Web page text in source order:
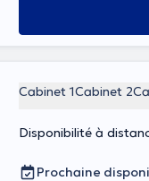
Cabinet 1Cabinet 2
Disponibilité à
Prochaine